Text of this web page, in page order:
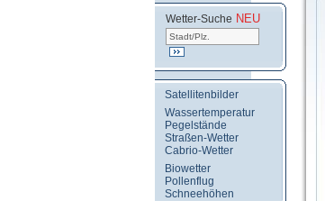
Wetter-Suche NEU
Satellitenbilder
Wassertemperatur
Pegelstände
Straßen-Wetter
Cabrio-Wetter
Biowetter
Pollenflug
Schneehöhen